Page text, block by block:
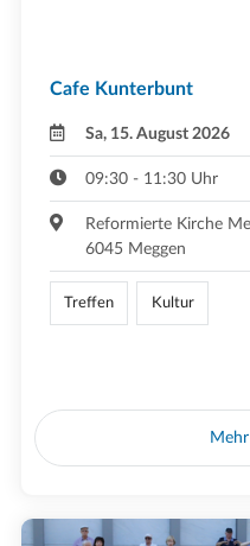
Cafe Kunterbunt
Sa, 15. August 2026
09:30 - 11:30 Uhr
Reformierte Kirche
6045 Meggen
Treffen Kultur